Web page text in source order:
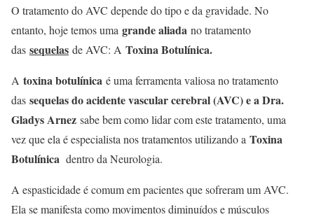
O tratamento do AVC depende do tipo e da gravidade. No
entanto, hoje temos uma grande aliada no tratamento
das sequelas de AVC: A Toxina Botulínica.
A toxina botulínica é uma ferramenta valiosa no tratamento
das sequelas do acidente vascular cerebral (AVC) e a Dra.
Gladys Arnez sabe bem como lidar com este tratamento, uma
vez que ela é especialista nos tratamentos utilizando a Toxina
Botulínica dentro da Neurologia.
A espasticidade é comum em pacientes que sofreram um AVC.
Ela se manifesta como movimentos diminuídos e músculos